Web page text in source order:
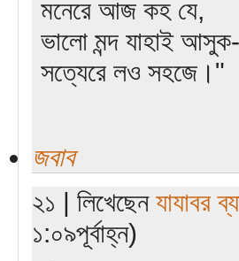
মনেরে আজ কহ যে,
ভালো মন্দ যাহাই আসুক-
সত্যেরে লও সহজে।"
জবাব
২১ | লিখেছেন যাযাবর
১:০৯পূর্বাহ্ন)